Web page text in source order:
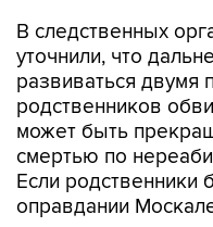
В следственных
уточнили, что
развиваться двумя
родственников
может быть
смертью по
Если родственники
оправдании